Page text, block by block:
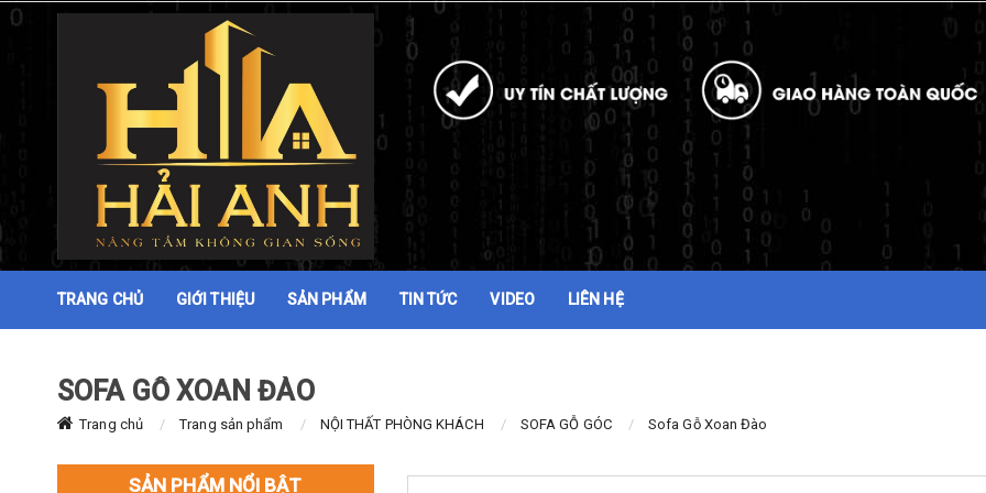
TRANG CHỦ GIỚI THIỆU SẢN PHẨM TIN TỨC VIDEO LIÊN HỆ
SOFA GỖ XOAN ĐÀO
Trang chủ Trang sản phẩm NỘI THẤT PHÒNG KHÁCH SOFA GỖ GÓC Sofa Gỗ Xoan Đào
SẢN PHẨM NỔI BẬT